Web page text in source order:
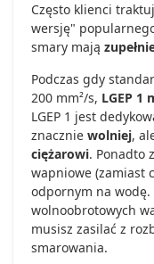
Często klienci
wersję" popularnego
smary mają
Podczas gdy
200 mm²/s, LGEP 1
LGEP 1 jest
znacznie wolniej,
ciężarowi. Ponadto
wapniowe (zamiast
odpornym na wodę.
wolnoobrotowych
musisz zasilać z
smarowania.